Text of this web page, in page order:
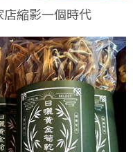
縮影一個時代